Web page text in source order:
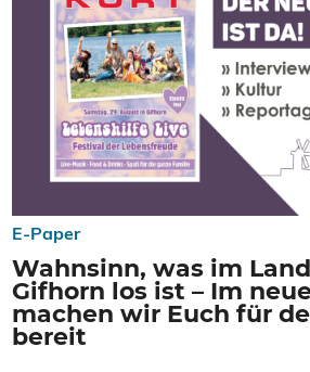
E-Paper
Wahnsinn, was im
Gifhorn los ist – Im
machen wir Euch für
bereit